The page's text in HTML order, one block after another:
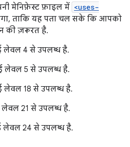
मेनिफ़ेस्ट फ़ाइल में <uses-
ताकि यह पता चल सके कि आपको
की ज़रूरत है.
लेवल 4 से उपलब्ध है.
लेवल 5 से उपलब्ध है.
लेवल 18 से उपलब्ध है.
लेवल 21 से उपलब्ध है.
लेवल 24 से उपलब्ध है.